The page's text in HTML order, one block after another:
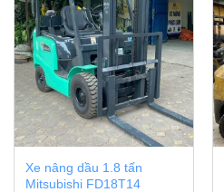
Xe nâng dầu 1.8 tấn
Mitsubishi FD18T14